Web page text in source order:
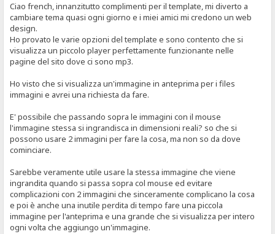
Ciao french, innanzitutto complimenti per il template, mi diverto a
cambiare tema quasi ogni giorno e i miei amici mi credono un web
design.
Ho provato le varie opzioni del template e sono contento che si
visualizza un piccolo player perfettamente funzionante nelle
pagine del sito dove ci sono mp3.
Ho visto che si visualizza un'immagine in anteprima per i files
immagini e avrei una richiesta da fare.
E' possibile che passando sopra le immagini con il mouse
l'immagine stessa si ingrandisca in dimensioni reali? so che si
possono usare 2 immagini per fare la cosa, ma non so da dove
cominciare.
Sarebbe veramente utile usare la stessa immagine che viene
ingrandita quando si passa sopra col mouse ed evitare
complicazioni con 2 immagini che sinceramente complicano la cosa
e poi è anche una inutile perdita di tempo fare una piccola
immagine per l'anteprima e una grande che si visualizza per intero
ogni volta che aggiungo un'immagine.